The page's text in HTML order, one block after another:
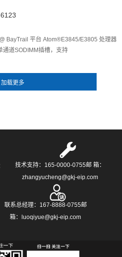
BayTrail 平台 Atom®E3845/E3805 处理器
通道SODIMM插槽，支持
个内置SATA 2.5"HDD和1个 mSATA插槽
凑迷你无风扇低功耗设计
技术支持：165-0000-0755邮 箱：
zhangyucheng@gkj-eip.com
联系总经理：167-8888-0755邮
箱：luoqiyue@gkj-eip.com